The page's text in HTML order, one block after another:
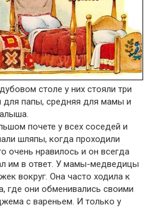
столе у них стояли три
для папы, средняя для мамы и
почете у всех соседей и
шляпы, когда проходили
нравилось и он всегда
им в ответ. У мамы-медведицы
вокруг. Она часто ходила к
где они обменивались своими
с вареньем. И только у